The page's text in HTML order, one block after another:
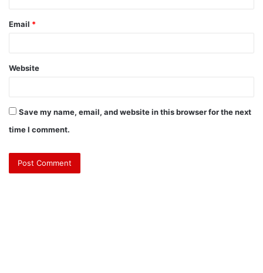
Email *
Website
Save my name, email, and website in this browser for the next
time I comment.